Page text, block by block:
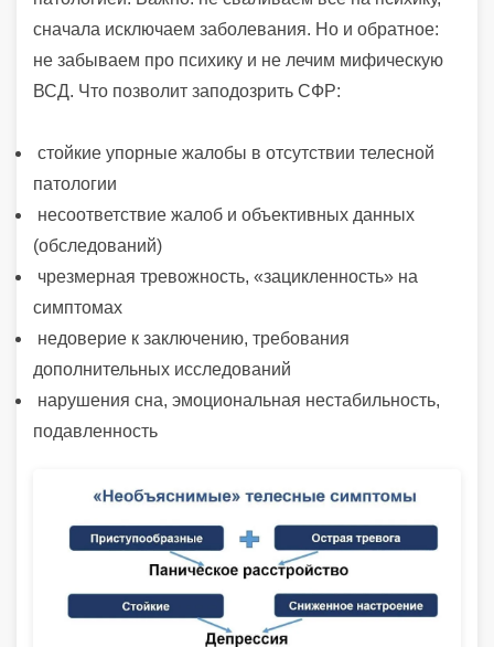
сначала исключаем заболевания. Но и обратное:
не забываем про психику и не лечим мифическую
ВСД. Что позволит заподозрить СФР:
стойкие упорные жалобы в отсутствии телесной
патологии
несоответствие жалоб и объективных данных
(обследований)
чрезмерная тревожность, «зацикленность» на
симптомах
недоверие к заключению, требования
дополнительных исследований
нарушения сна, эмоциональная нестабильность,
подавленность